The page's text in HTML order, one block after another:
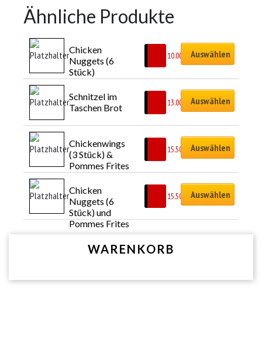
Ähnliche Produkte
Chicken
Nuggets (6
Stück)
10.00 Auswählen
Schnitzel im
Taschen Brot
13.00 Auswählen
Chickenwings
(3 Stück) &
Pommes Frites
15.50 Auswählen
Chicken
Nuggets (6
Stück) und
Pommes Frites
15.50 Auswählen
WARENKORB